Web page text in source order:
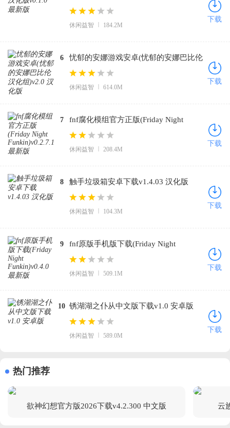
休闲益智 184.2M
下载
6
忧郁的安娜游戏安卓(忧郁的安娜巴比伦
汉化组)v2.0 汉化版
休闲益智 614.0M
下载
7
fnf腐化模组官方正版(Friday Night
Funkin)v0.2.7.1 最新版
休闲益智 208.4M
下载
8 触手垃圾箱安卓下载v1.4.03 汉化版
休闲益智 104.3M
下载
9
fnf原版手机版下载(Friday Night
Funkin)v0.4.0 最新版
休闲益智 509.1M
下载
10 锈湖湖之仆从中文版下载v1.0 安卓版
休闲益智 589.0M
下载
热门推荐
欲神幻想官方版2026下载v4.2.300 中文版 云